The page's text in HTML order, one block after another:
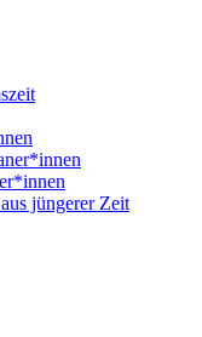
jüngerer Zeit